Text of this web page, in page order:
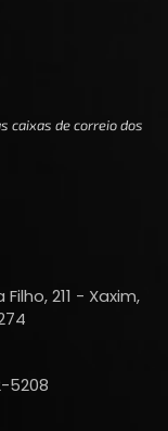
caixas de correio dos
211 - Xaxim,
5208